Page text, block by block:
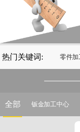
热门关键词: 零件加
全部 钣金加工中心